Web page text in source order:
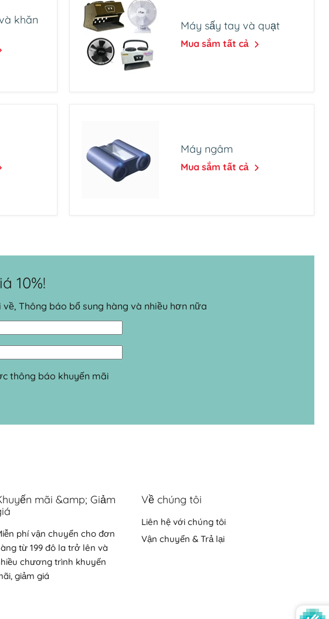
khăn
Máy sấy tay và quạt
Mua sắm tất cả
Máy ngâm
Mua sắm tất cả
10%!
Thông báo bổ sung hàng và nhiều hơn nữa
thông báo khuyến mãi
mãi &amp; Giảm
phí vận chuyển cho đơn
từ 199 đô la trở lên và
chương trình khuyến
giảm giá
Về chúng tôi
Liên hệ với chúng tôi
Vận chuyển & Trả lại